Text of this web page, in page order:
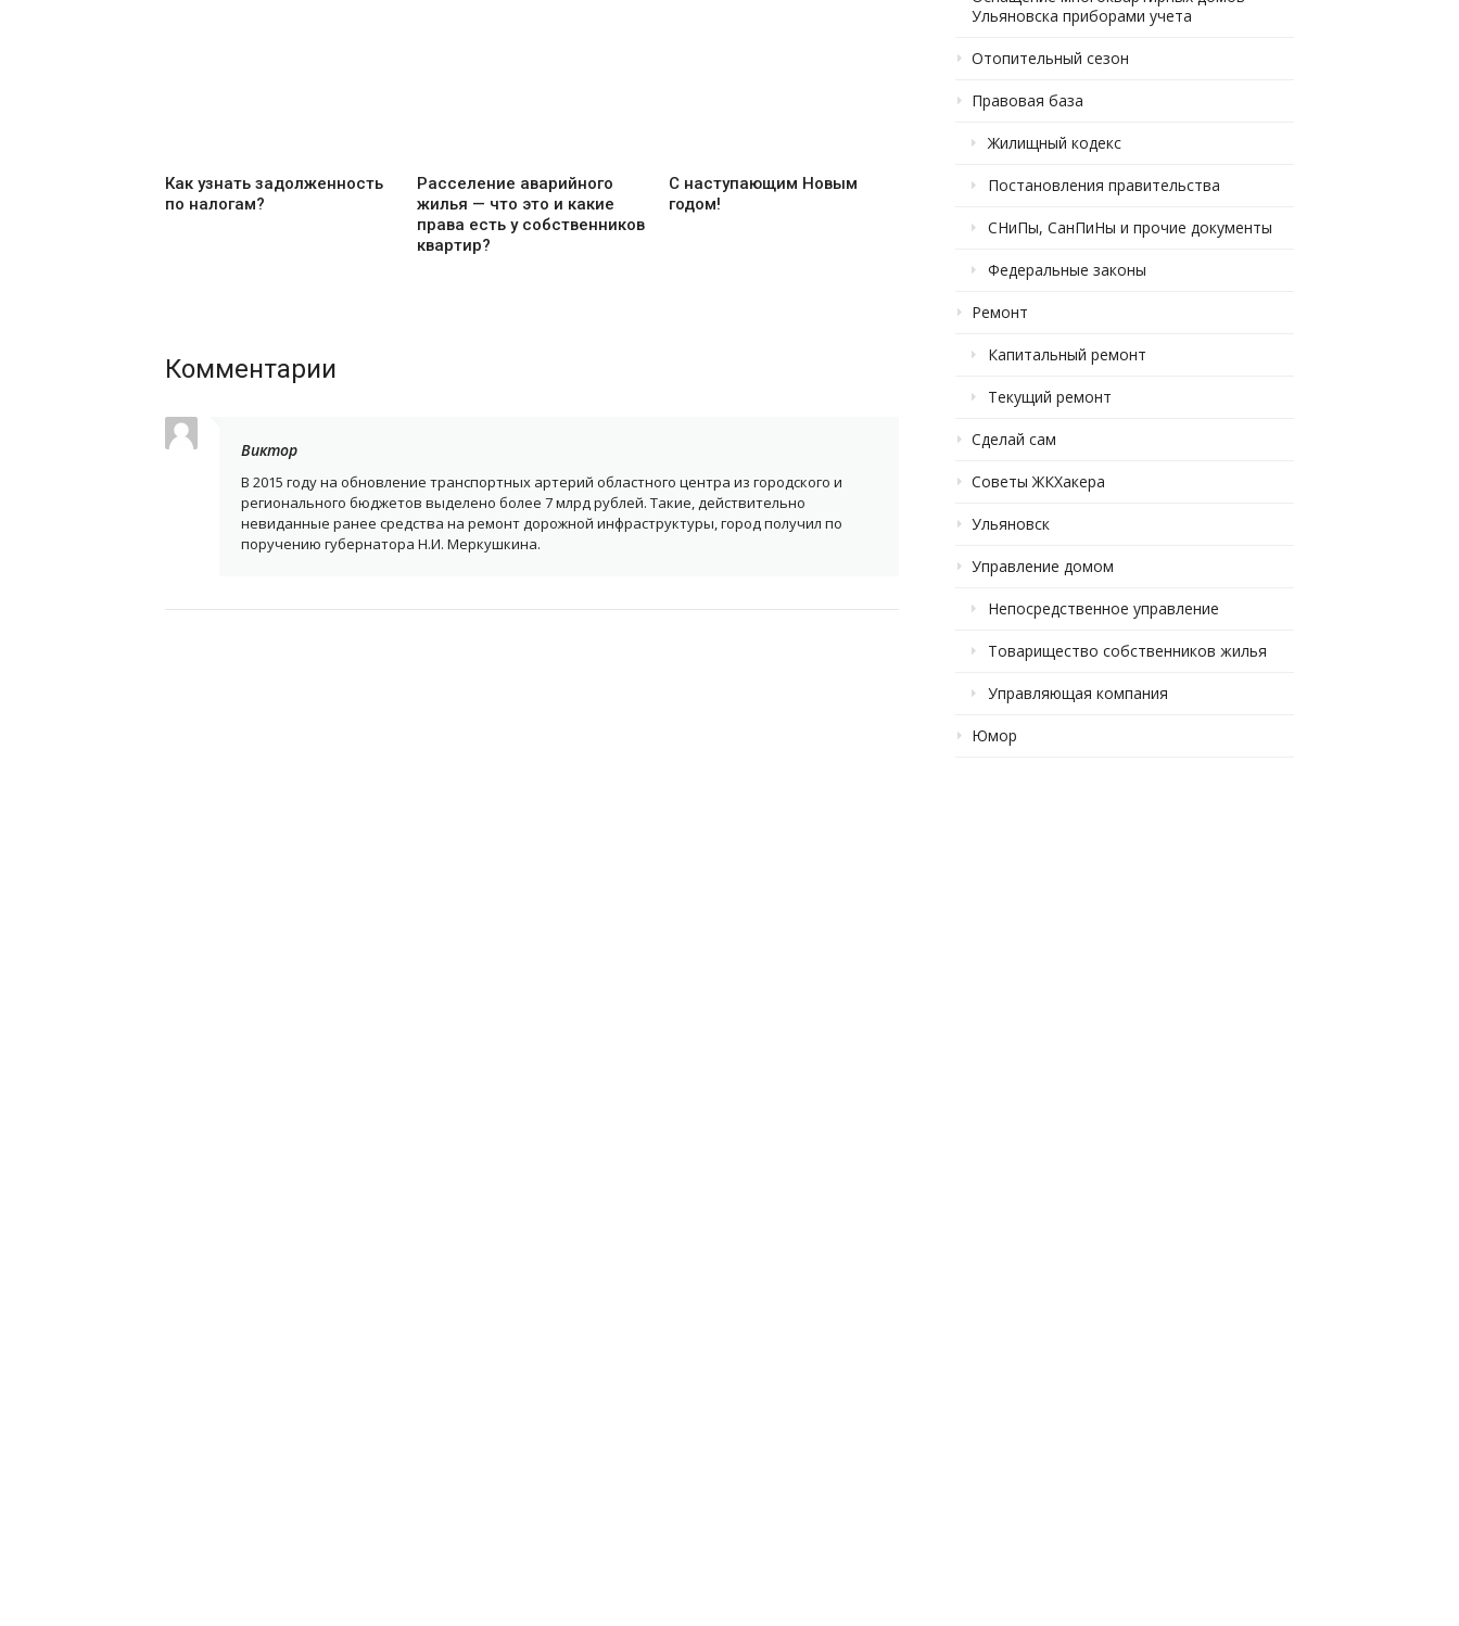
Как узнать задолженность
по налогам?
Расселение аварийного
жилья — что это и какие
права есть у собственников
квартир?
С наступающим Новым
годом!
Комментарии
Виктор
В 2015 году на обновление транспортных артерий областного центра из городского и
регионального бюджетов выделено более 7 млрд рублей. Такие, действительно
невиданные ранее средства на ремонт дорожной инфраструктуры, город получил по
поручению губернатора Н.И. Меркушкина.
Ульяновска приборами учета
Отопительный сезон
Правовая база
Жилищный кодекс
Постановления правительства
СНиПы, СанПиНы и прочие документы
Федеральные законы
Ремонт
Капитальный ремонт
Текущий ремонт
Сделай сам
Советы ЖКХакера
Ульяновск
Управление домом
Непосредственное управление
Товарищество собственников жилья
Управляющая компания
Юмор